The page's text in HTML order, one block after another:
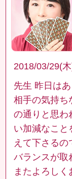
2018/03/29(
先生 昨日は
相手の気持ち
の通りと思わ
い加減なこと
えて下さるの
バランスが取
またよろしく